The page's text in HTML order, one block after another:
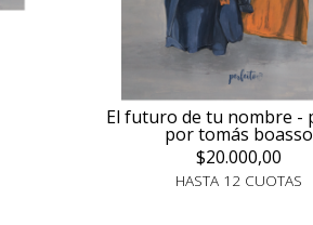
El futuro de tu nombre -
por tomás boasso
$20.000,00
HASTA 12 CUOTAS